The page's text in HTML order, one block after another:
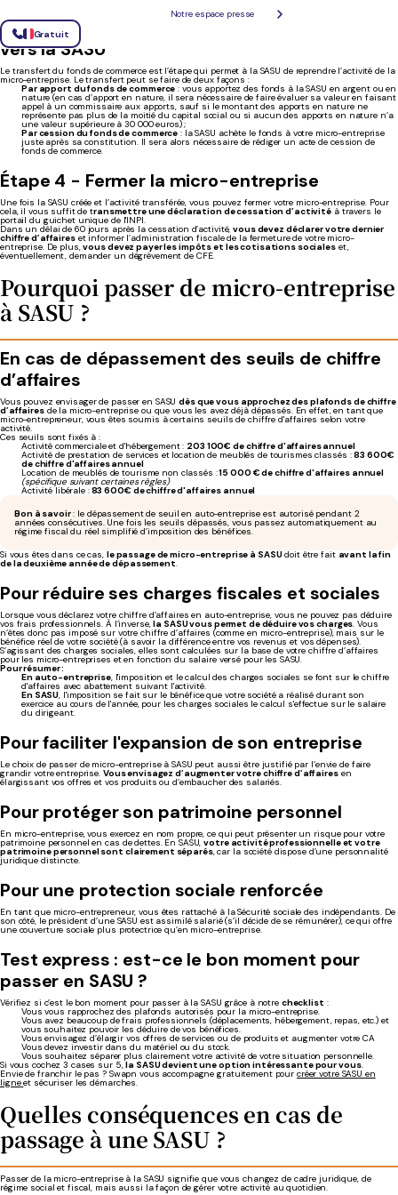
Notre espace presse
Gratuit
Étape 3 - Transférer le fonds de commerce
vers la SASU
Le transfert du fonds de commerce est l’étape qui permet à la SASU de reprendre l’activité de la
micro-entreprise. Le transfert peut se faire de deux façons :
Par apport du fonds de commerce : vous apportez des fonds à la SASU en argent ou en
nature (en cas d’apport en nature, il sera nécessaire de faire évaluer sa valeur en faisant
appel à un commissaire aux apports, sauf si le montant des apports en nature ne
représente pas plus de la moitié du capital social ou si aucun des apports en nature n’a
une valeur supérieure à 30 000 euros) ;
Par cession du fonds de commerce : la SASU achète le fonds à votre micro-entreprise
juste après sa constitution. Il sera alors nécessaire de rédiger un acte de cession de
fonds de commerce.
Étape 4 - Fermer la micro-entreprise
Une fois la SASU créée et l’activité transférée, vous pouvez fermer votre micro-entreprise. Pour
cela, il vous suffit de transmettre une déclaration de cessation d’activité à travers le
portail du guichet unique de l'INPI.
Dans un délai de 60 jours après la cessation d’activité,vous devez déclarer votre dernier
chiffre d’affaireset informer l’administration fiscale de la fermeture de votre micro-
entreprise. De plus,vous devez payer les impôts et les cotisations socialeset,
éventuellement, demander un dégrèvement de CFE.
Pourquoi passer de micro-entreprise
à SASU ?
En cas de dépassement des seuils de chiffre
d’affaires
Vous pouvez envisager de passer en SASUdès que vous approchez des plafonds de chiffre
d’affairesde la micro-entreprise ou que vous les avez déjà dépassés. En effet, en tant que
micro-entrepreneur, vous êtes soumis à certains seuils de chiffre d'affaires selon votre
activité.
Ces seuils sont fixés à :
Activité commerciale et d'hébergement : 203 100€ de chiffre d'affaires annuel
Activité de prestation de services et location de meublés de tourismes classés :83 600€
de chiffre d'affaires annuel
Location de meublés de tourisme non classés :15 000 € de chiffre d'affaires annuel
(spécifique suivant certaines règles)
Activité libérale :83 600€ de chiffre d'affaires annuel
Bon à savoir: le dépassement de seuil en auto-entreprise est autorisé pendant 2
années consécutives. Une fois les seuils dépassés, vous passez automatiquement au
régime fiscal du réel simplifié d’imposition des bénéfices.
Si vous êtes dans ce cas, le passage de micro-entreprise à SASUdoit être fait avant la fin
de la deuxième année de dépassement.
Pour réduire ses charges fiscales et sociales
Lorsque vous déclarez votre chiffre d’affaires en auto-entreprise, vous ne pouvez pas déduire
vos frais professionnels. À l’inverse,la SASU vous permet de déduire vos charges. Vous
n’êtes donc pas imposé sur votre chiffre d’affaires (comme en micro-entreprise), mais sur le
bénéfice réel de votre société (à savoir la différence entre vos revenus et vos dépenses).
S’agissant des charges sociales, elles sont calculées sur la base de votre chiffre d’affaires
pour les micro-entreprises et en fonction du salaire versé pour les SASU.
Pour résumer :
En auto-entreprise, l'imposition et le calcul des charges sociales se font sur le chiffre
d'affaires avec abattement suivant l'activité.
En SASU, l'imposition se fait sur le bénéfice que votre société a réalisé durant son
exercice au cours de l'année, pour les charges sociales le calcul s'effectue sur le salaire
du dirigeant.
Pour faciliter l'expansion de son entreprise
Le choix de passer de micro-entreprise à SASU peut aussi être justifié par l’envie de faire
grandir votre entreprise. Vous envisagez d’augmenter votre chiffre d’affairesen
élargissant vos offres et vos produits ou d’embaucher des salariés.
Pour protéger son patrimoine personnel
En micro-entreprise, vous exercez en nom propre, ce qui peut présenter un risque pour votre
patrimoine personnel en cas de dettes. En SASU,votre activité professionnelle et votre
patrimoine personnel sont clairement séparés, car la société dispose d’une personnalité
juridique distincte.
Pour une protection sociale renforcée
En tant que micro-entrepreneur, vous êtes rattaché à la Sécurité sociale des indépendants. De
son côté, le président d’une SASU est assimilé salarié (s’il décide de se rémunérer), ce qui offre
une couverture sociale plus protectrice qu’en micro-entreprise.
Test express : est-ce le bon moment pour
passer en SASU ?
Vérifiez si c’est le bon moment pour passer à la SASU grâce à notre checklist :
Vous vous rapprochez des plafonds autorisés pour la micro-entreprise.
Vous avez beaucoup de frais professionnels (déplacements, hébergement, repas, etc.) et
vous souhaitez pouvoir les déduire de vos bénéfices.
Vous envisagez d’élargir vos offres de services ou de produits et augmenter votre CA
Vous devez investir dans du matériel ou du stock.
Vous souhaitez séparer plus clairement votre activité de votre situation personnelle.
Si vous cochez 3 cases sur 5,la SASU devient une option intéressante pour vous.
Envie de franchir le pas ? Swapn vous accompagne gratuitement pour créer votre SASU en
ligne et sécuriser les démarches.
Quelles conséquences en cas de
passage à une SASU ?
Passer de la micro-entreprise à la SASU signifie que vous changez de cadre juridique, de
régime social et fiscal, mais aussi la façon de gérer votre activité au quotidien.